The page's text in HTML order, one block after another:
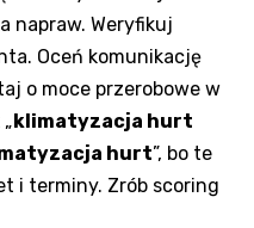
napraw. Weryfikuj
Oceń komunikację
o moce przerobowe w
klimatyzacja hurt
hurt”, bo te
i terminy. Zrób scoring